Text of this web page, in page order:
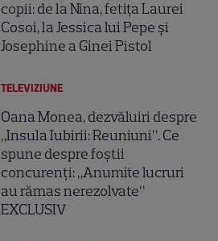
copii: de la Nina, fetița Laurei
Cosoi, la Jessica lui Pepe și
Josephine a Ginei Pistol
TELEVIZIUNE
Oana Monea, dezvăluiri despre
„Insula Iubirii: Reuniuni”. Ce
spune despre foștii
concurenți: „Anumite lucruri
au rămas nerezolvate”
EXCLUSIV